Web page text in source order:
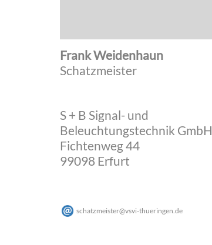
Frank Weidenhaun
Schatzmeister
S + B Signal- und
Beleuchtungstechnik GmbH
Fichtenweg 44
99098 Erfurt
schatzmeister@vsvi-thueringen de